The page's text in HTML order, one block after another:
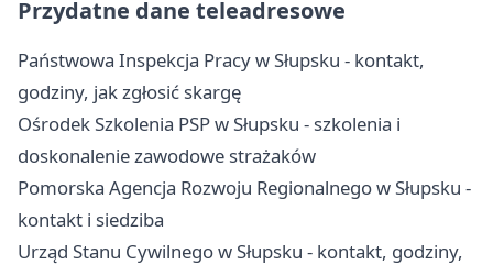
Przydatne dane teleadresowe
Państwowa Inspekcja Pracy w Słupsku - kontakt,
godziny, jak zgłosić skargę
Ośrodek Szkolenia PSP w Słupsku - szkolenia i
doskonalenie zawodowe strażaków
Pomorska Agencja Rozwoju Regionalnego w Słupsku -
kontakt i siedziba
Urząd Stanu Cywilnego w Słupsku - kontakt, godziny,